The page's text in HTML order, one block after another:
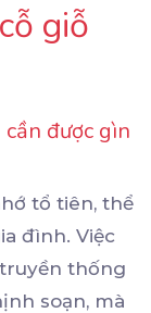
giỗ
được gìn
tổ tiên, thể
đình. Việc
thống
soạn, mà